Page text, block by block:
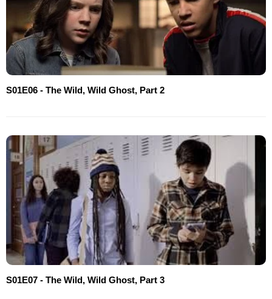
S01E06 - The Wild, Wild Ghost, Part 2
S01E07 - The Wild, Wild Ghost, Part 3